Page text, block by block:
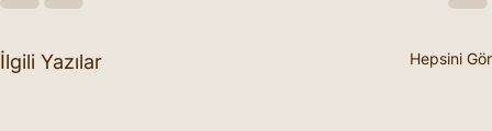
İlgili Yazılar Hepsini Gör